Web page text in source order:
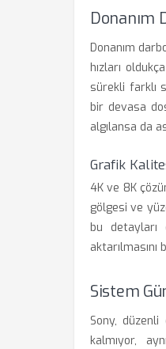
Donanım
Donanım
hızları
sürekli farklı
bir devasa
algılansa da
Grafik
4K ve 8K
gölgesi ve
bu
Sistem
Sony,
kalmıyor,